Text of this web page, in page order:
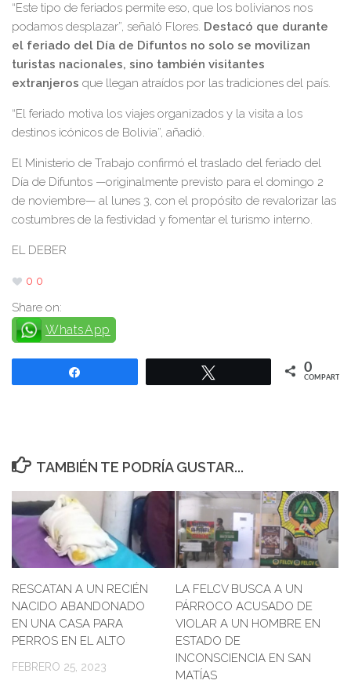
“Este tipo de feriados permite eso, que los bolivianos nos
podamos desplazar”, señaló Flores. Destacó que durante
el feriado del Día de Difuntos no solo se movilizan
turistas nacionales, sino también visitantes
extranjeros que llegan atraídos por las tradiciones del país.
“El feriado motiva los viajes organizados y la visita a los
destinos icónicos de Bolivia”, añadió.
El Ministerio de Trabajo confirmó el traslado del feriado del
Día de Difuntos —originalmente previsto para el domingo 2
de noviembre— al lunes 3, con el propósito de revalorizar las
costumbres de la festividad y fomentar el turismo interno.
EL DEBER
0 0
Share on:
WhatsApp
0
COMPARTIR
TAMBIÉN TE PODRÍA GUSTAR...
RESCATAN A UN RECIÉN
NACIDO ABANDONADO
EN UNA CASA PARA
PERROS EN EL ALTO
FEBRERO 25, 2023
LA FELCV BUSCA A UN
PÁRROCO ACUSADO DE
VIOLAR A UN HOMBRE EN
ESTADO DE
INCONSCIENCIA EN SAN
MATÍAS